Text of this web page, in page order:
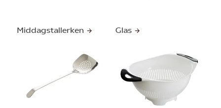
Middagstallerken Glas